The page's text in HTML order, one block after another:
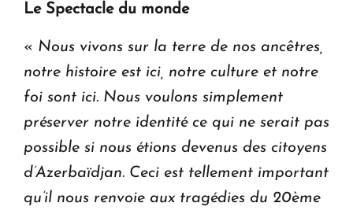
Le Spectacle du monde
« Nous vivons sur la terre de nos ancêtres,
notre histoire est ici, notre culture et notre
foi sont ici. Nous voulons simplement
préserver notre identité ce qui ne serait pas
possible si nous étions devenus des citoyens
d’Azerbaïdjan. Ceci est tellement important
qu’il nous renvoie aux tragédies du 20ème